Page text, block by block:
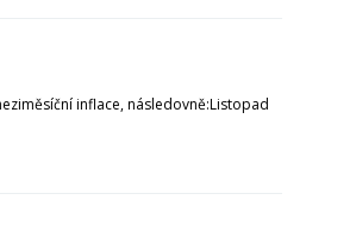
inflace, následovně:Listopad